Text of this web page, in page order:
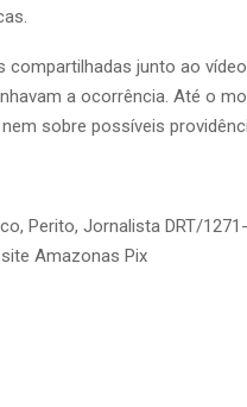
compartilhadas junto ao
a ocorrência. Até o
sobre possíveis
Perito, Jornalista DRT/
Amazonas Pix